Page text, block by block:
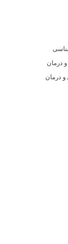
درمان
و درمان